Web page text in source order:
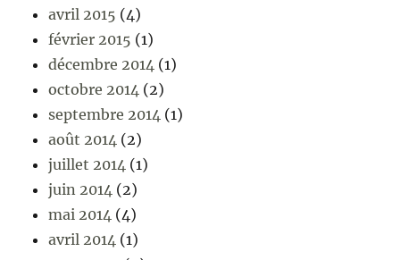
avril 2015 (4)
février 2015 (1)
décembre 2014 (1)
octobre 2014 (2)
septembre 2014 (1)
août 2014 (2)
juillet 2014 (1)
juin 2014 (2)
mai 2014 (4)
avril 2014 (1)